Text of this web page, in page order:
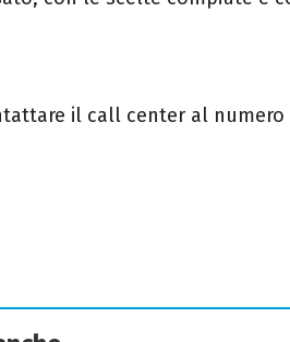
il call center al numero